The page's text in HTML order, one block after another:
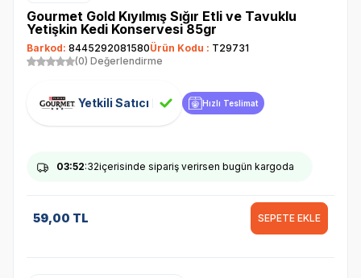
Gourmet Gold Kıyılmış Sığır Etli ve Tavuklu
Yetişkin Kedi Konservesi 85gr
Barkod: 8445292081580Ürün Kodu : T29731
(0) Değerlendirme
Yetkili Satıcı Hızlı Teslimat
03:52:32içerisinde sipariş verirsen bugün kargoda
59,00 TL SEPETE EKLE